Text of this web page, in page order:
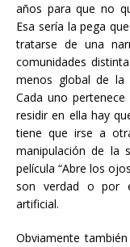
años para que no
Esa sería la pega
tratarse de una
comunidades
menos global de
Cada uno
residir en ella hay
tiene que irse a
manipulación de la
película “Abre los
son verdad o por
artificial.
Obviamente